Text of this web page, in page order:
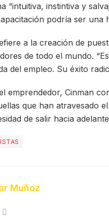
“intuitiva, instintiva y
podría ser una
a la creación de
de todo el mundo.
del empleo. Su éxito
emprendedor, Cinman
que han atravesado
de salir hacia
Muñoz